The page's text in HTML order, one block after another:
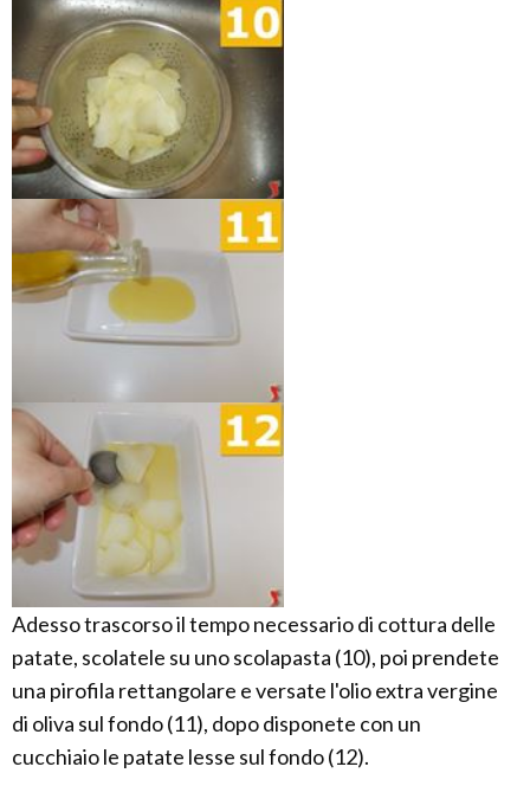
Adesso trascorso il tempo necessario di cottura delle
patate, scolatele su uno scolapasta (10), poi prendete
una pirofila rettangolare e versate l'olio extra vergine
di oliva sul fondo (11), dopo disponete con un
cucchiaio le patate lesse sul fondo (12).